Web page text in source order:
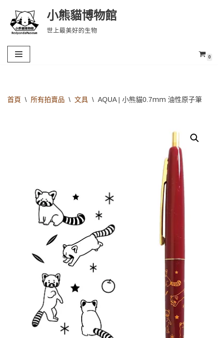
Skip
content
小熊貓博物館
世上最美好的生物
0
首頁 \ 所有拍賣品 \ 文具 \ AQUA | 小熊貓0.7ｍｍ 油性原子筆